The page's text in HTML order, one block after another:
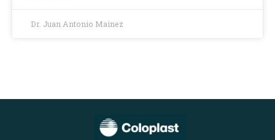
Dr. Juan Antonio Mainez